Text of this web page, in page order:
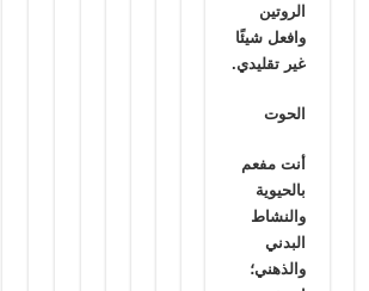
الروتين
وافعل شيئًا
غير تقليدي.
الحوت
أنت مفعم
بالحيوية
والنشاط
البدني
والذهني؛